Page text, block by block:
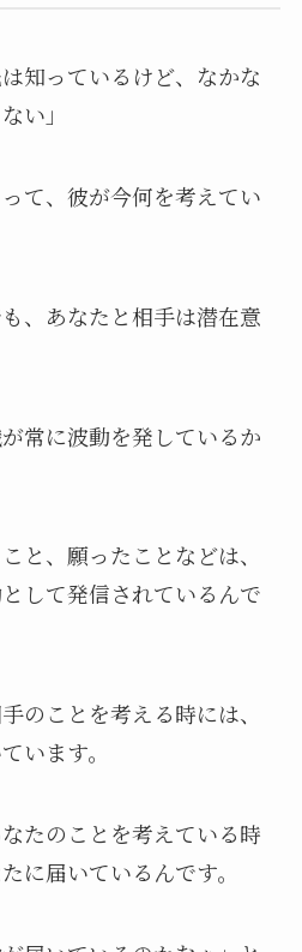
知っているけど、なかな
い」
て、彼が今何を考えてい
、あなたと相手は潜在意
常に波動を発しているか
と、願ったことなどは、
して発信されているんで
のことを考える時には、
います。
たのことを考えている時
に届いているんです。